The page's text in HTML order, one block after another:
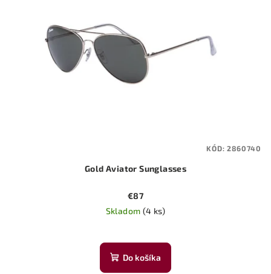
Gold Aviator Sunglasses
€87
Skladom (4 ks)
Do košíka
KÓD:2860740